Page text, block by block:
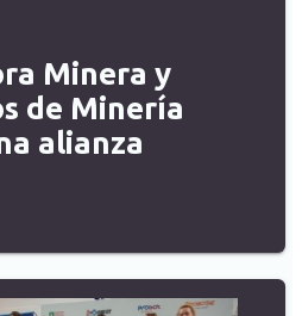
Minera y
de Minería
alianza